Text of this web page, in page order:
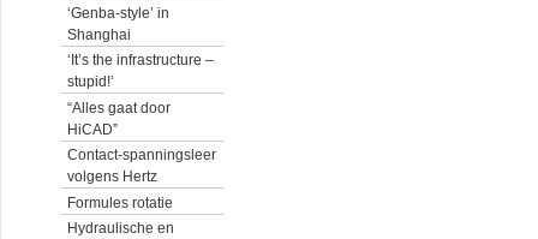
‘Genba-style’ in
Shanghai
‘It’s the infrastructure –
stupid!’
“Alles gaat door
HiCAD”
Contact-spanningsleer
volgens Hertz
Formules rotatie
Hydraulische en